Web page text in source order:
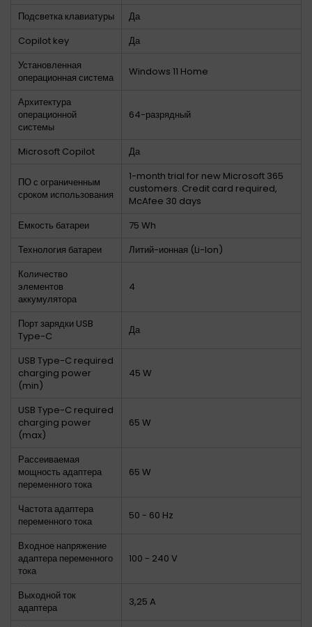
Подсветка клавиатуры
Да
Copilot key
Да
Установленная
операционная система
Windows 11 Home
Архитектура
операционной
системы
64-разрядный
Microsoft Copilot Да
ПО с ограниченным
сроком использования
1-month trial for new Microsoft 365
customers. Credit card required,
McAfee 30 days
Емкость батареи
75 Wh
Технология батареи
Литий-ионная (Li-Ion)
Количество
элементов
аккумулятора
4
Порт зарядки USB
Type-C
Да
USB Type-C required
charging power
(min)
45 W
USB Type-C required
charging power
(max)
65 W
Рассеиваемая
мощность адаптера
переменного тока
65 W
Частота адаптера
переменного тока
50 - 60 Hz
Входное напряжение
адаптера переменного
тока
100 - 240 V
Выходной ток
адаптера
3,25 A